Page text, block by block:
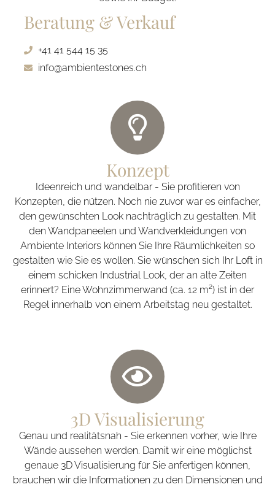
Beratung & Verkauf
+41 41 544 15 35
info@ambientestones.ch
Konzept
Ideenreich und wandelbar - Sie profitieren von
Konzepten, die nützen. Noch nie zuvor war es einfacher,
den gewünschten Look nachträglich zu gestalten. Mit
den Wandpaneelen und Wandverkleidungen von
Ambiente Interiors können Sie Ihre Räumlichkeiten so
gestalten wie Sie es wollen. Sie wünschen sich Ihr Loft in
einem schicken Industrial Look, der an alte Zeiten
erinnert? Eine Wohnzimmerwand (ca. 12 m²) ist in der
Regel innerhalb von einem Arbeitstag neu gestaltet.
3D Visualisierung
Genau und realitätsnah - Sie erkennen vorher, wie Ihre
Wände aussehen werden. Damit wir eine möglichst
genaue 3D Visualisierung für Sie anfertigen können,
brauchen wir die Informationen zu den Dimensionen und